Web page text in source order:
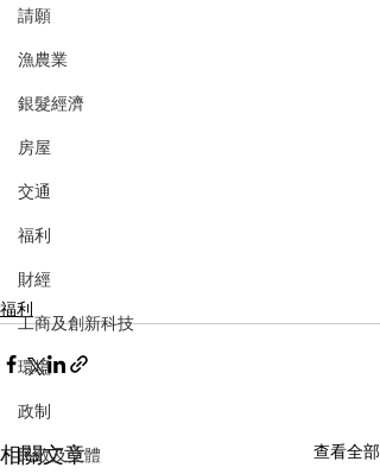
請願
漁農業
銀髮經濟
房屋
交通
福利
財經
工商及創新科技
環境
政制
民政及文體
福利
相關文章 查看全部